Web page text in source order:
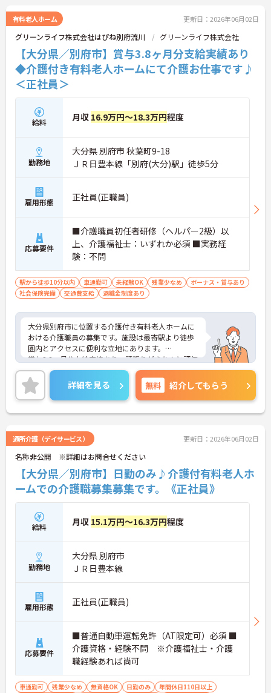
有料老人ホーム 更新日：2026年06月02日
グリーンライフ株式会社はぴね別府流川 グリーンライフ株式会社
【大分県／別府市】賞与3.8ヶ月分支給実績あり
◆介護付き有料老人ホームにて介護お仕事です♪
＜正社員＞
給料 月収 16.9万円～18.3万円程度
勤務地
大分県 別府市 秋葉町9-18
ＪＲ日豊本線「別府(大分)駅」徒歩5分
雇用形態 正社員(正職員)
応募要件
■介護職員初任者研修（ヘルパー2級）以
上、介護福祉士：いずれか必須 ■実務経
験：不問
駅から徒歩10分以内 車通勤可 未経験OK 残業少なめ
ボーナス・賞与あり
社会保険完備
交通費支給 退職金制度あり
大分県別府市に位置する介護付き有料老人ホームに
おける介護職員の募集です。施設は最寄駅より徒歩
圏内とアクセスに便利な立地にあります。
賞与3.8ヶ月分支給実績あり、頑張りがきちんと評価
される職場です。また、育児休業・介護休業の取得
実績もあり、ライフステージが変化しても安心して
お勤めいただける環境です。
ご興味のある方には、面接対策ポイントなど、さら
に詳細をお話しいたしますのでお気軽にご相談くだ
詳細を見る 無料 紹介してもらう
通所介護（デイサービス） 更新日：2026年06月02日
名称非公開 ※詳細はお問合せください
【大分県／別府市】日勤のみ♪介護付有料老人ホ
ームでの介護職募集募集です。《正社員》
給料 月収 15.1万円～16.3万円程度
勤務地
大分県 別府市
ＪＲ日豊本線
雇用形態 正社員(正職員)
応募要件
■普通自動車運転免許（AT限定可）必須 ■
介護資格・経験不問 ※介護福祉士・介護
職経験あれば尚可
車通勤可 残業少なめ 無資格OK 日勤のみ 年間休日110日以上